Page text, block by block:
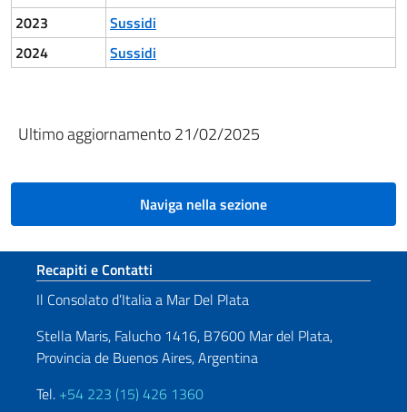
2023
Sussidi
2024
Sussidi
Ultimo aggiornamento 21/02/2025
Naviga nella sezione
Sezione footer
Recapiti e Contatti
Il Consolato d’Italia a Mar Del Plata
Stella Maris, Falucho 1416, B7600 Mar del Plata,
Provincia de Buenos Aires, Argentina
Tel. +54 223 (15) 426 1360